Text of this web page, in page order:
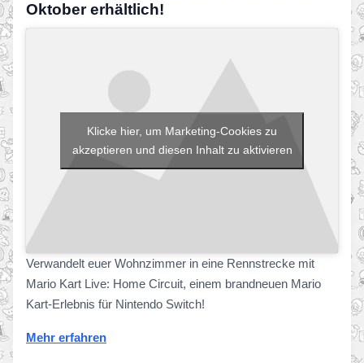
Oktober erhältlich!
Klicke hier, um Marketing-Cookies zu
akzeptieren und diesen Inhalt zu aktivieren
Verwandelt euer Wohnzimmer in eine Rennstrecke mit
Mario Kart Live: Home Circuit, einem brandneuen Mario
Kart-Erlebnis für Nintendo Switch!
Mehr erfahren